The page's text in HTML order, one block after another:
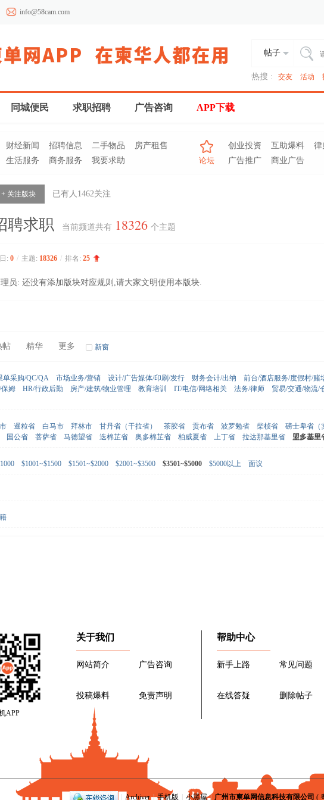
info@58cam.com
帖子
热搜 : 交友 活动
同城便民 求职招聘 广告咨询 APP下载
财经新闻 招聘信息 二手物品
房产租售
生活服务 商务服务 我要求助 论坛
创业投资 互助爆料
律
广告推广
商业广告
+ 关注版块 已有人 1462关注
聘求职 当前频道共有 18326 个主题
: 0 / 主题: 18326 / 排名: 25
员: 还没有添加版块对应规则,请大家文明使用本版块.
帖 精华 更多 新窗
单采购/QC/QA 市场业务/营销 设计/广告媒体/印刷/发行 财务会计/出纳
前台/酒店服务/度假村/赌
姆
HR/行政后勤 房产/建筑/物业管理 教育培训 IT/电信/网络相关 法务/律师 贸易/交通/物流/
暹粒省 白马市 拜林市 甘丹省（干拉省） 茶胶省 贡布省 波罗勉省 柴桢省 磅士卑省（
国公省 菩萨省 马德望省 迭棉芷省 奥多棉芷省 柏威夏省 上丁省 拉达那基里省 盟多基里
$1001~$1500 $1501~$2000 $2001~$3500 $3501~$5000 $5000以上 面议
APP
关于我们
网站简介 广告咨询
投稿爆料 免责声明
帮助中心
新手上路 常见问题
在线答疑 删除帖子
Archiver | 手机版 小黑屋 | 广州市柬单网信息科技有限公司 (